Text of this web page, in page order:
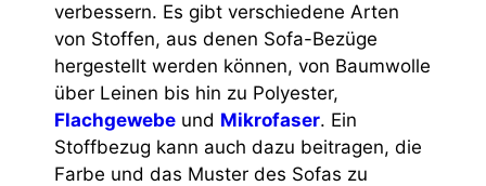
verbessern. Es gibt verschiedene Arten
von Stoffen, aus denen Sofa-Bezüge
hergestellt werden können, von Baumwolle
über Leinen bis hin zu Polyester,
Flachgewebe und Mikrofaser. Ein
Stoffbezug kann auch dazu beitragen, die
Farbe und das Muster des Sofas zu